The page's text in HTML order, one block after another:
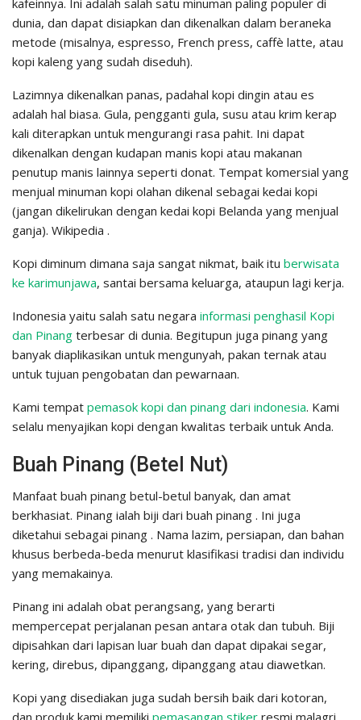
kafeinnya. Ini adalah salah satu minuman paling populer di
dunia, dan dapat disiapkan dan dikenalkan dalam beraneka
metode (misalnya, espresso, French press, caffè latte, atau
kopi kaleng yang sudah diseduh).
Lazimnya dikenalkan panas, padahal kopi dingin atau es
adalah hal biasa. Gula, pengganti gula, susu atau krim kerap
kali diterapkan untuk mengurangi rasa pahit. Ini dapat
dikenalkan dengan kudapan manis kopi atau makanan
penutup manis lainnya seperti donat. Tempat komersial yang
menjual minuman kopi olahan dikenal sebagai kedai kopi
(jangan dikelirukan dengan kedai kopi Belanda yang menjual
ganja). Wikipedia .
Kopi diminum dimana saja sangat nikmat, baik itu berwisata
ke karimunjawa, santai bersama keluarga, ataupun lagi kerja.
Indonesia yaitu salah satu negara informasi penghasil Kopi
dan Pinang terbesar di dunia. Begitupun juga pinang yang
banyak diaplikasikan untuk mengunyah, pakan ternak atau
untuk tujuan pengobatan dan pewarnaan.
Kami tempat pemasok kopi dan pinang dari indonesia. Kami
selalu menyajikan kopi dengan kwalitas terbaik untuk Anda.
Buah Pinang (Betel Nut)
Manfaat buah pinang betul-betul banyak, dan amat
berkhasiat. Pinang ialah biji dari buah pinang . Ini juga
diketahui sebagai pinang . Nama lazim, persiapan, dan bahan
khusus berbeda-beda menurut klasifikasi tradisi dan individu
yang memakainya.
Pinang ini adalah obat perangsang, yang berarti
mempercepat perjalanan pesan antara otak dan tubuh. Biji
dipisahkan dari lapisan luar buah dan dapat dipakai segar,
kering, direbus, dipanggang, dipanggang atau diawetkan.
Kopi yang disediakan juga sudah bersih baik dari kotoran,